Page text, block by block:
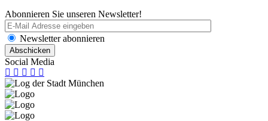
Abonnieren Sie unseren Newsletter!
Newsletter abonnieren
Social Media